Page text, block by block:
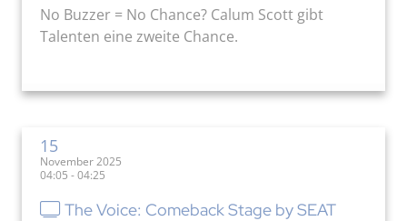
No Buzzer = No Chance? Calum Scott gibt
Talenten eine zweite Chance.
15
November 2025
04:05 - 04:25
The Voice: Comeback Stage by SEAT